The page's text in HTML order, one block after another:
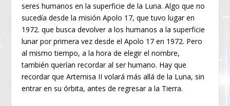
seres humanos en la superficie de la Luna. Algo que no
sucedía desde la misión Apolo 17, que tuvo lugar en
1972. que busca devolver a los humanos a la superficie
lunar por primera vez desde el Apolo 17 en 1972. Pero
al mismo tiempo, a la hora de elegir el nombre,
también querían recordar al ser humano. Hay que
recordar que Artemisa II volará más allá de la Luna, sin
entrar en su órbita, antes de regresar a la Tierra.